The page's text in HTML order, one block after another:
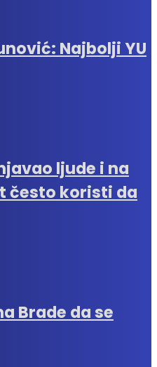
Najbolji YU
ljude i na
često koristi da
Brade da se